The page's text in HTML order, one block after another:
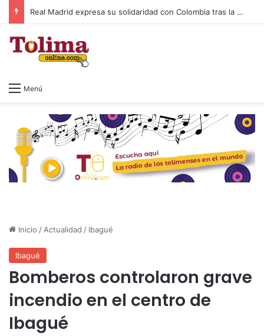
Comfenalco Tolima expresa su solidaridad con las familias y empresas afectadas por el terremoto registrado en Colombia
Menú
Inicio / Actualidad / Ibagué
Ibagué
Bomberos controlaron grave
incendio en el centro de
Ibagué